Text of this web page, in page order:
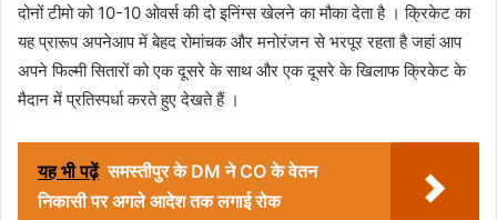
दोनों टीमो को 10-10 ओवर्स की दो इनिंग्स खेलने का मौका देता है । क्रिकेट का
यह प्रारूप अपनेआप में बेहद रोमांचक और मनोरंजन से भरपूर रहता है जहां आप
अपने फिल्मी सितारों को एक दूसरे के साथ और एक दूसरे के खिलाफ क्रिकेट के
मैदान में प्रतिस्पर्धा करते हुए देखते हैं ।
यह भी पढ़ें समस्तीपुर के DM ने CO के वेतन
निकासी पर अगले आदेश तक लगाई रोक